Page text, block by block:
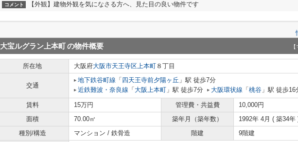
コメント 【外観】建物外観を気になさる方へ、見た目の良い物件です
大宝ルグラン上本町の物件概要
所在地 大阪府大阪市天王寺区上本町 ８丁目
交通
地下鉄谷町線 「 四天王寺前夕陽ヶ丘 」駅 徒歩7分
近鉄難波・奈良線 「 大阪上本町 」駅 徒歩7分 大阪環状線 「 桃谷 」駅 徒歩16
賃料 15万円 管理費・共益費
10,000円
面積
70.00㎡ 築年月（築年数）
1992年 4月 ( 築34年
種別/構造
マンション / 鉄骨造 階建 9階建